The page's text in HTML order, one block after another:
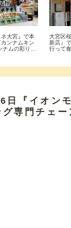
書 GIGA大宮
館』が閉館して
合されたから行
川越
アジ
ン施
『イオン
グ専門チェ